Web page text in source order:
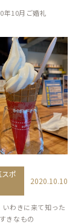
年10月ご婚礼
ポ
2020.10.10
いわきに来て知った
きなもの